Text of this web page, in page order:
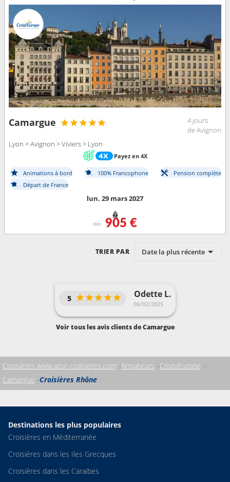
Camargue
4 jours
de Avignon
Lyon > Avignon > Viviers > Lyon
Payez en 4X
Animations à bord 100% Francophone
Pension complète
Départ de France
lun. 29 mars 2027
dès 905 €
TRIER PAR Date la plus récente
Odette L.
06/02/2025
5
Voir tous les avis clients de Camargue
Croisières www.azur-croisieres.com Armateurs CroisiEurope
Camargue Croisières Rhône
Destinations les plus populaires
Croisières en Méditerranée
Croisières dans les Iles Grecques
Croisières dans les Caraibes